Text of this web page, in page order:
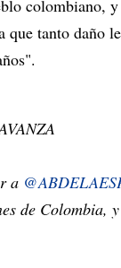
colombiano,
que tanto daño
a
de Colombia,